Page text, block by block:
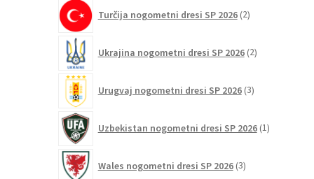
Turčija nogometni dresi SP 2026 2izdelka
Ukrajina nogometni dresi SP 2026 2izdelka
Urugvaj nogometni dresi SP 2026 3izdelki
Uzbekistan nogometni dresi SP 2026 1izdelek
Wales nogometni dresi SP 2026 3izdelki